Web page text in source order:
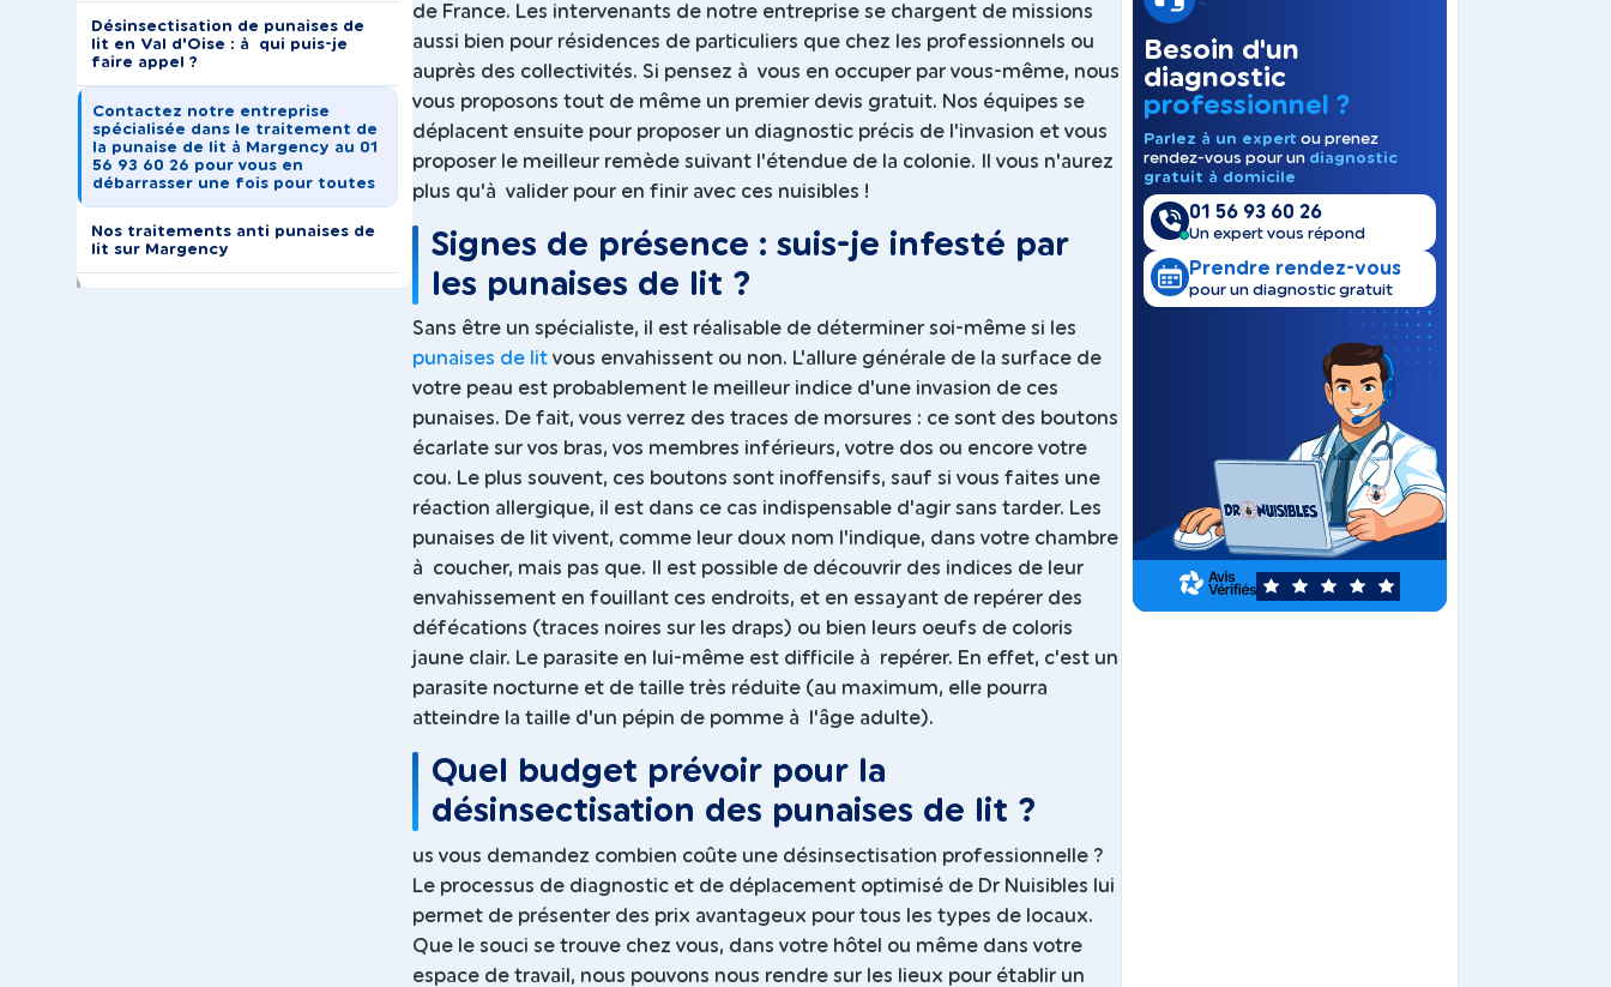
Désinsectisation de punaises de
lit en Val d'Oise : à qui puis-je
faire appel ?
Contactez notre entreprise
spécialisée dans le traitement de
la punaise de lit à Margency au 01
56 93 60 26 pour vous en
débarrasser une fois pour toutes
Nos traitements anti punaises de
lit sur Margency
de France. Les intervenants de notre entreprise se chargent de missions
aussi bien pour résidences de particuliers que chez les professionnels ou
auprès des collectivités. Si pensez à vous en occuper par vous-même, nous
vous proposons tout de même un premier devis gratuit. Nos équipes se
déplacent ensuite pour proposer un diagnostic précis de l'invasion et vous
proposer le meilleur remède suivant l'étendue de la colonie. Il vous n'aurez
plus qu'à valider pour en finir avec ces nuisibles !
Signes de présence : suis-je infesté par
les punaises de lit ?
Sans être un spécialiste, il est réalisable de déterminer soi-même si les
punaises de lit vous envahissent ou non. L'allure générale de la surface de
votre peau est probablement le meilleur indice d'une invasion de ces
punaises. De fait, vous verrez des traces de morsures : ce sont des boutons
écarlate sur vos bras, vos membres inférieurs, votre dos ou encore votre
cou. Le plus souvent, ces boutons sont inoffensifs, sauf si vous faites une
réaction allergique, il est dans ce cas indispensable d'agir sans tarder. Les
punaises de lit vivent, comme leur doux nom l'indique, dans votre chambre
à coucher, mais pas que. Il est possible de découvrir des indices de leur
envahissement en fouillant ces endroits, et en essayant de repérer des
défécations (traces noires sur les draps) ou bien leurs oeufs de coloris
jaune clair. Le parasite en lui-même est difficile à repérer. En effet, c'est un
parasite nocturne et de taille très réduite (au maximum, elle pourra
atteindre la taille d'un pépin de pomme à l'âge adulte).
Quel budget prévoir pour la
désinsectisation des punaises de lit ?
us vous demandez combien coûte une désinsectisation professionnelle ?
Le processus de diagnostic et de déplacement optimisé de Dr Nuisibles lui
permet de présenter des prix avantageux pour tous les types de locaux.
Que le souci se trouve chez vous, dans votre hôtel ou même dans votre
espace de travail, nous pouvons nous rendre sur les lieux pour établir un
Besoin d'un
diagnostic
professionnel ?
Parlez à un expert ou prenez
rendez-vous pour un diagnostic
gratuit à domicile
01 56 93 60 26
Un expert vous répond
Prendre rendez-vous
pour un diagnostic gratuit
5